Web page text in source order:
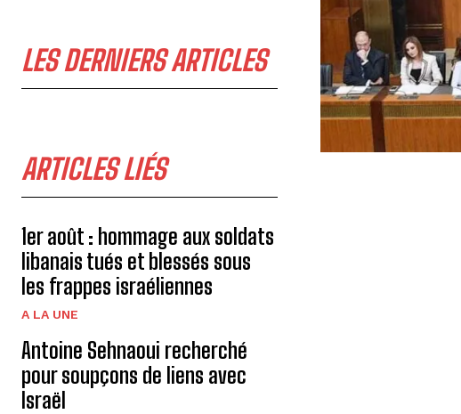
LES DERNIERS ARTICLES
ARTICLES LIÉS
1er août : hommage aux soldats
libanais tués et blessés sous
les frappes israéliennes
A LA UNE
Antoine Sehnaoui recherché
pour soupçons de liens avec
Israël